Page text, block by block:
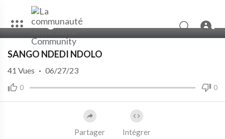
00:00 05:10
SANGO NDEDI NDOLO
0 0
41 Vues · 06/27/23
Partager Intégrer